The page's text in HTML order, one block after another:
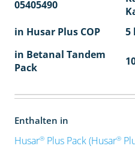
05405490
in Husar Plus COP 5
in Betanal Tandem
Pack
Enthalten in
Husar®Plus Pack (Husar®